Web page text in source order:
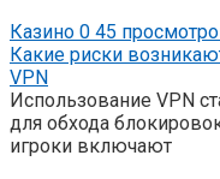
Казино 0 45
Какие риски
VPN
Использование VPN
для обхода
игроки включают